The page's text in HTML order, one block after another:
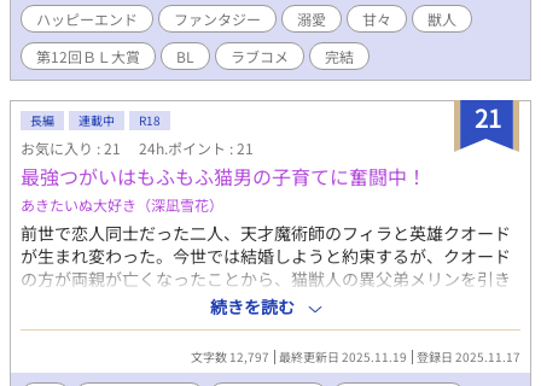
ハッピーエンド ファンタジー 溺愛 甘々
獣人
第12回ＢＬ大賞
BL ラブコメ 完結
21
長編 連載中 R18
お気に入り : 21 24h.ポイント : 21
最強つがいはもふもふ猫男の子育てに奮闘中！
あきたいぬ大好き（深凪雪花）
前世で恋人同士だった二人、天才魔術師のフィラと英雄クオード
が生まれ変わった。今世では結婚しようと約束するが、クオード
の方が両親が亡くなったことから、猫獣人の異父弟メリンを引き
取ることになり……？ 【甘いが堅物な王立騎士×素直でいじらし
い軍医と、可愛いもふもふ猫獣人の子ども】のお話です。 ※★
は、性描写ありです。 ※他サイトにも掲載しております。
続きを読む
文字数 12,797 最終更新日 2025.11.19 登録日 2025.11.17